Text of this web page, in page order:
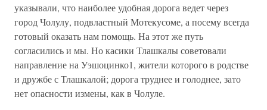
указывали, что наиболее удобная дорога ведет через
город Чолулу, подвластный Мотекусоме, а посему всегда
готовый оказать нам помощь. На этот же путь
согласились и мы. Но касики Тлашкалы советовали
направление на Уэшоцинко1, жители которого в родстве
и дружбе с Тлашкалой; дорога труднее и голоднее, зато
нет опасности измены, как в Чолуле.